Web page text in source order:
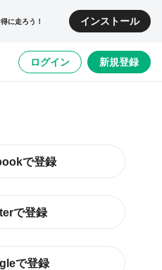
に走ろう！ インストール
ログイン 新規登録
で登録
で登録
で登録